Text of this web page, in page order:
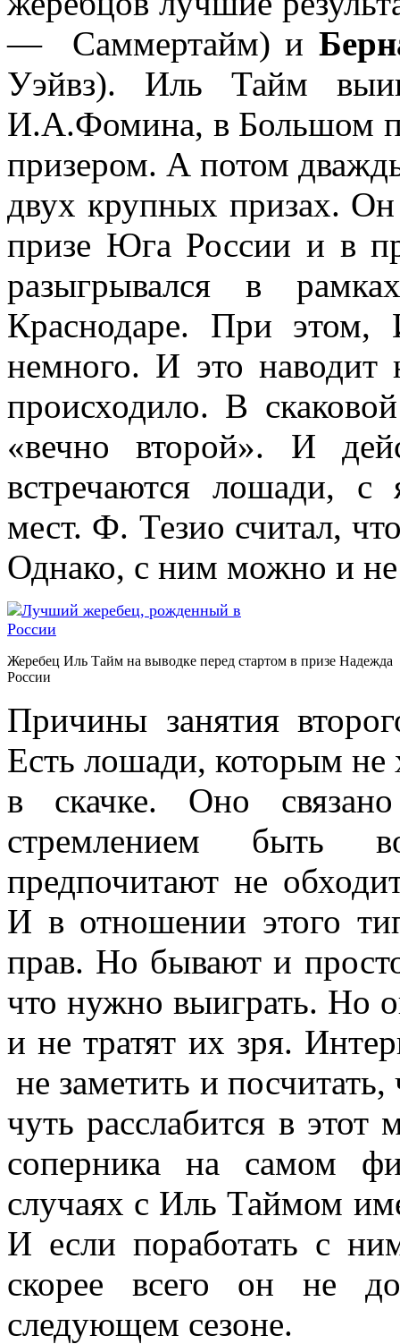
— Саммертайм) и
Уэйвз). Иль Тайм
И.А.Фомина, в Большом
призером. А потом
двух крупных призах.
призе Юга России и в
разыгрывался в
Краснодаре. При этом,
немного. И это наводит
происходило. В
«вечно второй». И
встречаются лошади, с
мест. Ф. Тезио считал,
Однако, с ним можно и не
Жеребец Иль Тайм на выводке перед стартом в призе Надежда
России
Причины занятия
Есть лошади, которым не
в скачке. Оно
стремлением быть
предпочитают не
И в отношении этого
прав. Но бывают и
что нужно выиграть. Но
и не тратят их зря.
не заметить и
чуть расслабится в
соперника на самом
случаях с Иль Таймом
И если поработать с
скорее всего он не
следующем сезоне.